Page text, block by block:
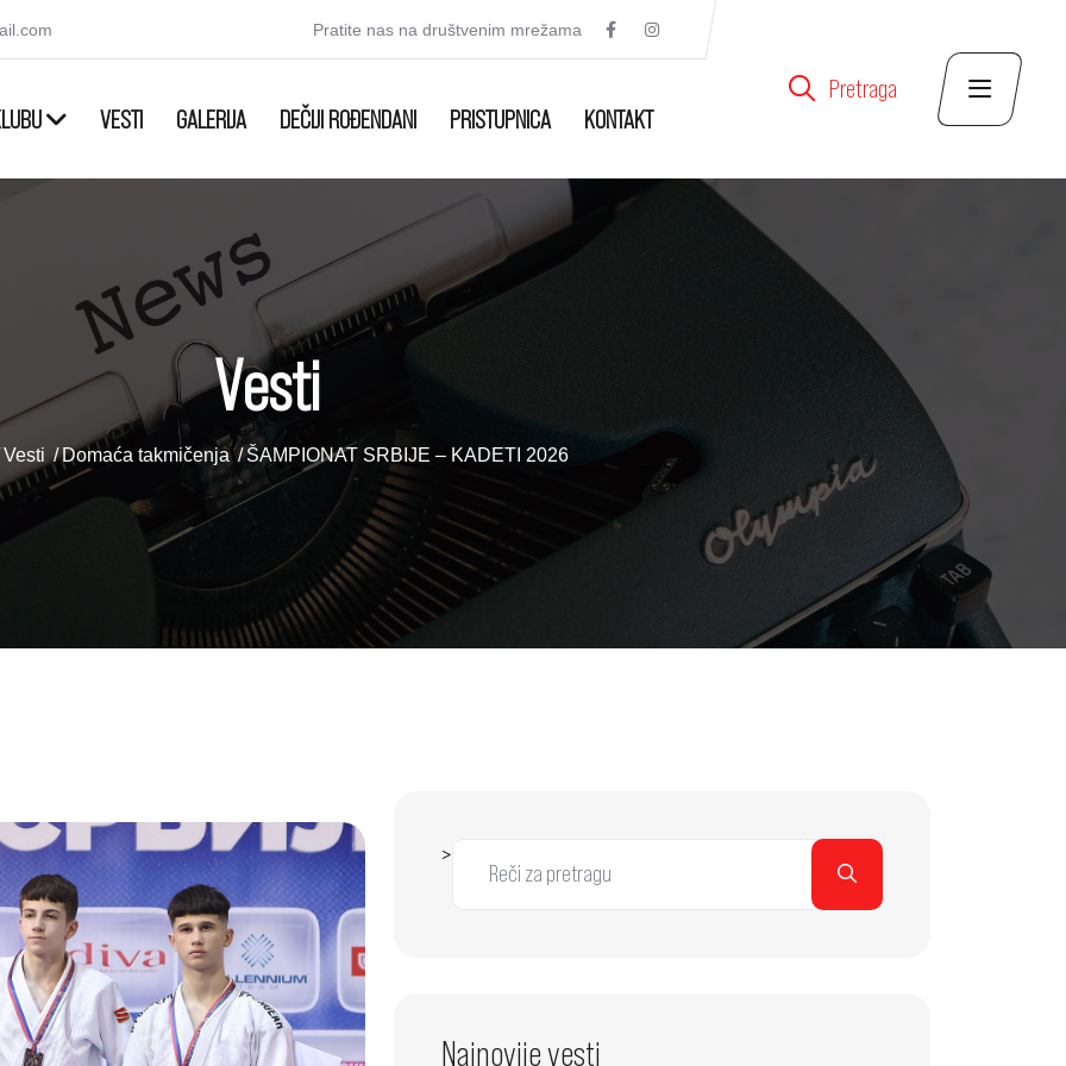
Pratite nas na društvenim mrežama
VESTI GALERIJA DEČIJI ROĐENDANI PRISTUPNICA KONTAKT
Pretraga
Vesti
Vesti Domaća takmičenja ŠAMPIONAT SRBIJE – KADETI 2026
>
Najnovije vesti